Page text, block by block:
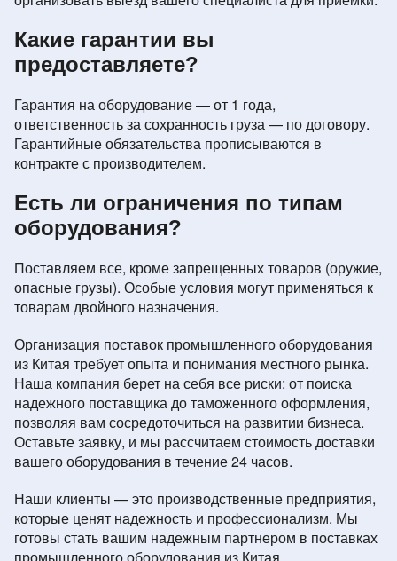
Какие гарантии вы
предоставляете?
Гарантия на оборудование — от 1 года,
ответственность за сохранность груза — по договору.
Гарантийные обязательства прописываются в
контракте с производителем.
Есть ли ограничения по типам
оборудования?
Поставляем все, кроме запрещенных товаров (оружие,
опасные грузы). Особые условия могут применяться к
товарам двойного назначения.
Организация поставок промышленного оборудования
из Китая требует опыта и понимания местного рынка.
Наша компания берет на себя все риски: от поиска
надежного поставщика до таможенного оформления,
позволяя вам сосредоточиться на развитии бизнеса.
Оставьте заявку, и мы рассчитаем стоимость доставки
вашего оборудования в течение 24 часов.
Наши клиенты — это производственные предприятия,
которые ценят надежность и профессионализм. Мы
готовы стать вашим надежным партнером в поставках